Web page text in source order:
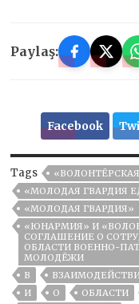
Paylaş:
Facebook
Tags
«МОЛОДАЯ ГВАРДИЯ
«МОЛОДАЯ ГВАРДИЯ»
«ЮНАРМИЯ» И
СОГЛАШЕНИЕ О
ОБЛАСТИ ВОЕННО-
МОЛОДЁЖИ
В
И
О ОБЛАСТИ